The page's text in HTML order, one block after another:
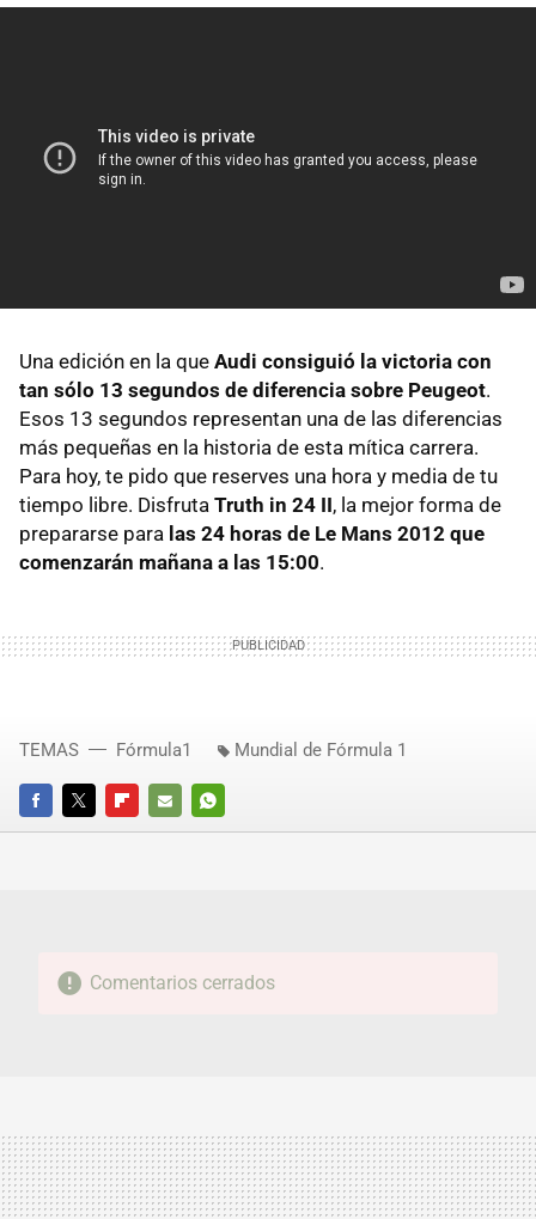
Una edición en la que Audi consiguió la victoria con
tan sólo 13 segundos de diferencia sobre Peugeot.
Esos 13 segundos representan una de las diferencias
más pequeñas en la historia de esta mítica carrera.
Para hoy, te pido que reserves una hora y media de tu
tiempo libre. Disfruta Truth in 24 II, la mejor forma de
prepararse para las 24 horas de Le Mans 2012 que
comenzarán mañana a las 15:00.
FACEBOOKTWITTERFLIPBOARD
E-
WHATSAPP
TEMAS Fórmula1 Mundial de Fórmula 1
Comentarios cerrados